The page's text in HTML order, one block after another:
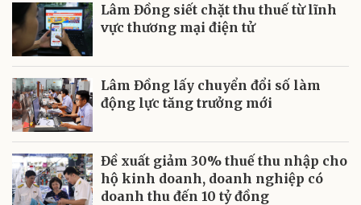
Lâm Đồng siết chặt thu thuế từ lĩnh
vực thương mại điện tử
Lâm Đồng lấy chuyển đổi số làm
động lực tăng trưởng mới
Đề xuất giảm 30% thuế thu nhập cho
hộ kinh doanh, doanh nghiệp có
doanh thu đến 10 tỷ đồng